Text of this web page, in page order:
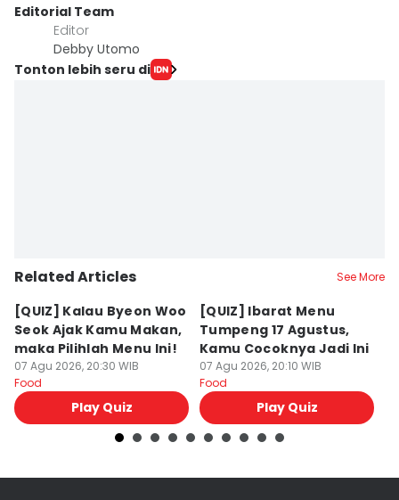
Editorial Team
Editor
Debby Utomo
Tonton lebih seru di
Related Articles See More
[QUIZ] Kalau Byeon Woo
Seok Ajak Kamu Makan,
maka Pilihlah Menu Ini!
07 Agu 2026, 20:30 WIB
Food
Play Quiz
[QUIZ] Ibarat Menu
Tumpeng 17 Agustus,
Kamu Cocoknya Jadi Ini
07 Agu 2026, 20:10 WIB
Food
Play Quiz